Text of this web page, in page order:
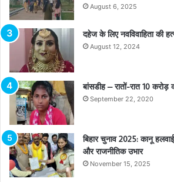
August 6, 2025
दहेज के लिए नवविवाहिता की
August 12, 2024
बांसडीह – रातों-रात 10 करोड़
September 22, 2020
बिहार चुनाव 2025: कानू
और राजनीतिक उभार
November 15, 2025